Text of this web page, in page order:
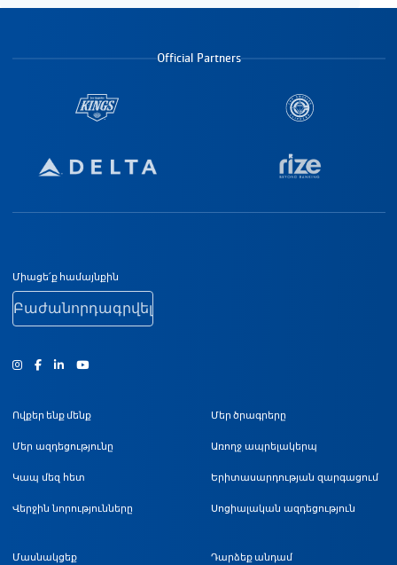
Official Partners
Ստորին էջի նավիգացիա
Միացե՛ք համայնքին
Բաժանորդագրվել
Ինստագրամ
ՖեյսբուքՅություբ
Ովքեր ենք մենք
Մեր ազդեցությունը
Կապ մեզ հետ
Վերջին նորությունները
Մեր ծրագրերը
Առողջ ապրելակերպ
Երիտասարդության զարգացում
Սոցիալական ազդեցություն
Մասնակցեք Դարձեք անդամ